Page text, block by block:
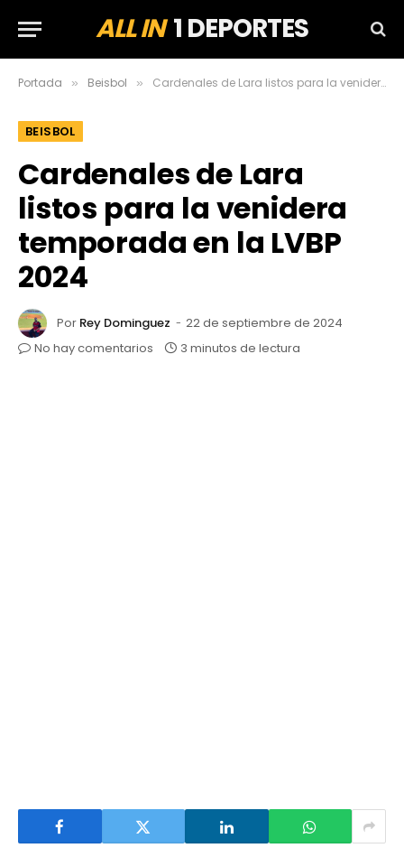
ALL IN1 DEPORTES
Portada » Beisbol » Cardenales de Lara listos para la venidera temporada en la LVBP 2024
BEISBOL
Cardenales de Lara
listos para la venidera
temporada en la LVBP
2024
Por Rey Dominguez
22 de septiembre de 2024
No hay comentarios
3 minutos de lectura